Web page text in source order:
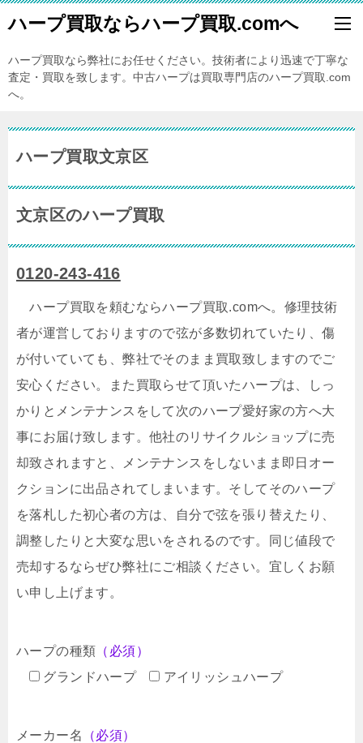
ハープ買取ならハープ買取.comへ
ハープ買取なら弊社にお任せください。技術者により迅速で丁寧な
査定・買取を致します。中古ハープは買取専門店のハープ買取.com
へ。
ハープ買取文京区
文京区のハープ買取
0120-243-416
ハープ買取を頼むならハープ買取.comへ。修理技術
者が運営しておりますので弦が多数切れていたり、傷
が付いていても、弊社でそのまま買取致しますのでご
安心ください。また買取らせて頂いたハープは、しっ
かりとメンテナンスをして次のハープ愛好家の方へ大
事にお届け致します。他社のリサイクルショップに売
却致されますと、メンテナンスをしないまま即日オー
クションに出品されてしまいます。そしてそのハープ
を落札した初心者の方は、自分で弦を張り替えたり、
調整したりと大変な思いをされるのです。同じ値段で
売却するならぜひ弊社にご相談ください。宜しくお願
い申し上げます。
ハープの種類 （必須）
グランドハープ
アイリッシュハープ
メーカー名
（必須）